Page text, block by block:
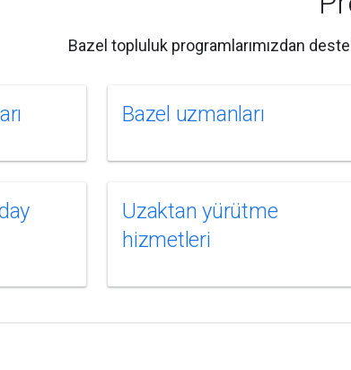
Bazel topluluk programlarımızdan
Bazel uzmanları
Uzaktan yürütme
hizmetleri